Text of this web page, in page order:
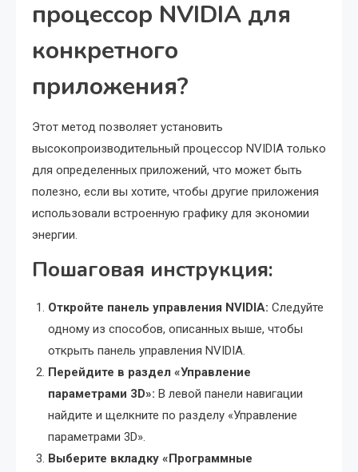
процессор NVIDIA для
конкретного
приложения?
Этот метод позволяет установить
высокопроизводительный процессор NVIDIA только
для определенных приложений, что может быть
полезно, если вы хотите, чтобы другие приложения
использовали встроенную графику для экономии
энергии.
Пошаговая инструкция:
Откройте панель управления NVIDIA: Следуйте
одному из способов, описанных выше, чтобы
открыть панель управления NVIDIA.
Перейдите в раздел «Управление
параметрами 3D»: В левой панели навигации
найдите и щелкните по разделу «Управление
параметрами 3D».
Выберите вкладку «Программные